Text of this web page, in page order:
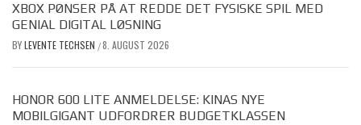
XBOX PØNSER PÅ AT REDDE DET FYSISKE SPIL MED
GENIAL DIGITAL LØSNING
BYLEVENTE TECHSEN /8. AUGUST 2026
HONOR 600 LITE ANMELDELSE: KINAS NYE
MOBILGIGANT UDFORDRER BUDGETKLASSEN